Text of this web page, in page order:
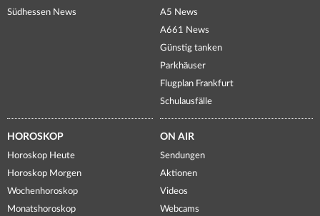
Südhessen News
A5 News
A661 News
Günstig tanken
Parkhäuser
Flugplan Frankfurt
Schulausfälle
HOROSKOP
Horoskop Heute
Horoskop Morgen
Wochenhoroskop
Monatshoroskop
ON AIR
Sendungen
Aktionen
Videos
Webcams